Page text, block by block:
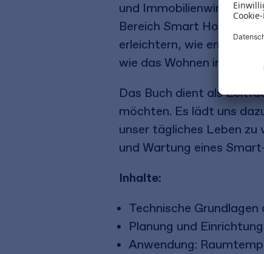
und Immobilienwirtschaft
Bereich Smart Homes.
erleichtern, wie
wie das Wohnen im
Das Buch dient als
möchten. Es lädt uns
unser tägliches Leben
und Wartung eines
Inhalte:
Technische
Planung und
Anwendung: